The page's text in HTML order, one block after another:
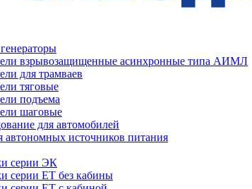
взрывозащищенные асинхронные типа АИМЛ
для трамваев
тяговые
подъема
шаговые
для автомобилей
автономных источников питания
серии ЭК
серии ЕТ без кабины